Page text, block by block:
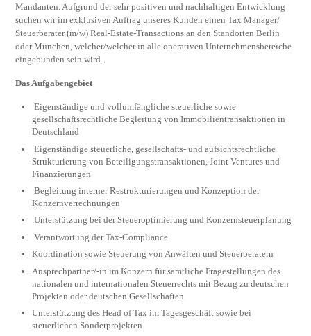
Mandanten. Aufgrund der sehr positiven und nachhaltigen Entwicklung
suchen wir im exklusiven Auftrag unseres Kunden einen Tax Manager/
Steuerberater (m/w) Real-Estate-Transactions an den Standorten Berlin
oder München, welcher/welcher in alle operativen Unternehmensbereiche
eingebunden sein wird.
Das Aufgabengebiet
Eigenständige und vollumfängliche steuerliche sowie
gesellschaftsrechtliche Begleitung von Immobilientransaktionen in
Deutschland
Eigenständige steuerliche, gesellschafts- und aufsichtsrechtliche
Strukturierung von Beteiligungstransaktionen, Joint Ventures und
Finanzierungen
Begleitung interner Restrukturierungen und Konzeption der
Konzernverrechnungen
Unterstützung bei der Steueroptimierung und Konzernsteuerplanung
Verantwortung der Tax-Compliance
Koordination sowie Steuerung von Anwälten und Steuerberatern
Ansprechpartner/-in im Konzern für sämtliche Fragestellungen des
nationalen und internationalen Steuerrechts mit Bezug zu deutschen
Projekten oder deutschen Gesellschaften
Unterstützung des Head of Tax im Tagesgeschäft sowie bei
steuerlichen Sonderprojekten